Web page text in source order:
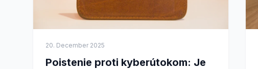
20. December 2025
Poistenie proti kyberútokom: Je